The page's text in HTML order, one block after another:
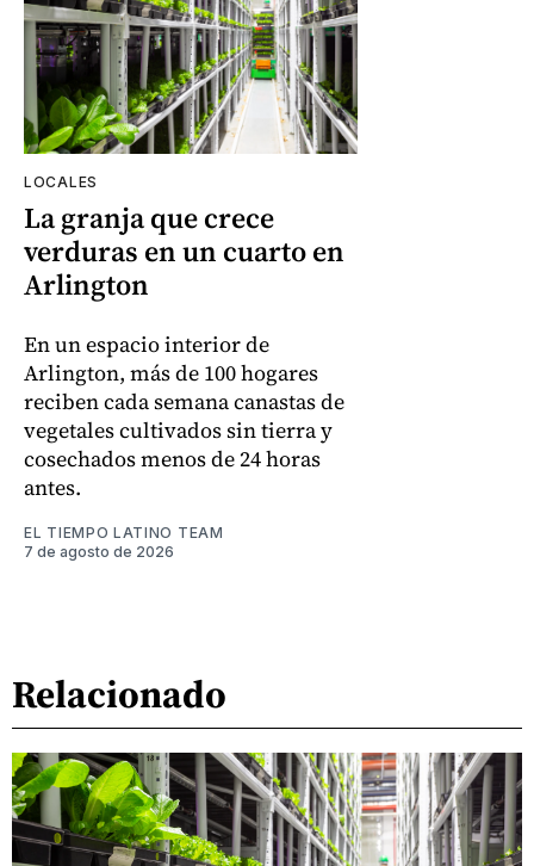
LOCALES
La granja que crece
verduras en un cuarto en
Arlington
En un espacio interior de
Arlington, más de 100 hogares
reciben cada semana canastas de
vegetales cultivados sin tierra y
cosechados menos de 24 horas
antes.
EL TIEMPO LATINO TEAM
7 de agosto de 2026
Relacionado